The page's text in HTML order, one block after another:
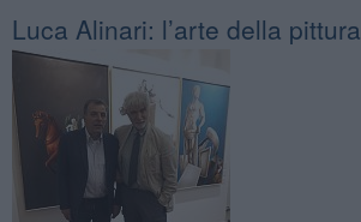
Luca Alinari: l’arte della pittura